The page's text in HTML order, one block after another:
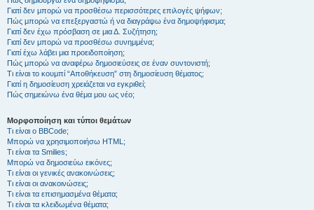
Γιατί δεν μπορώ να προσθέσω περισσότερες επιλογές ψήφων;
Πώς μπορώ να επεξεργαστώ ή να διαγράψω ένα δημοψήφισμα;
Γιατί δεν έχω πρόσβαση σε μια Δ. Συζήτηση;
Γιατί δεν μπορώ να προσθέσω συνημμένα;
Γιατί έχω λάβει μια προειδοποίηση;
Πώς μπορώ να αναφέρω δημοσιεύσεις σε έναν συντονιστή;
Τι είναι το κουμπί “Αποθήκευση” στη δημοσίευση θέματος;
Γιατί η δημοσίευση χρειάζεται να εγκριθεί;
Πώς σημειώνω ένα θέμα μου ως νέο;
Μορφοποίηση και τύποι θεμάτων
Τι είναι ο BBCode;
Μπορώ να χρησιμοποιήσω HTML;
Τι είναι τα Smilies;
Μπορώ να δημοσιεύω εικόνες;
Τι είναι οι γενικές ανακοινώσεις;
Τι είναι οι ανακοινώσεις;
Τι είναι τα επισημασμένα θέματα;
Τι είναι τα κλειδωμένα θέματα;